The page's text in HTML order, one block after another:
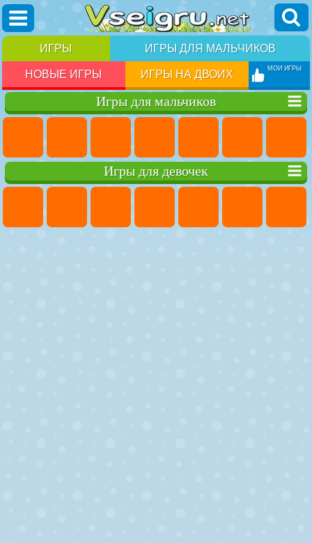
ИГРЫ ИГРЫ ДЛЯ МАЛЬЧИКОВ
НОВЫЕ ИГРЫ ИГРЫ НА ДВОИХ МОИ ИГРЫ
Игры для мальчиков
Игры для девочек